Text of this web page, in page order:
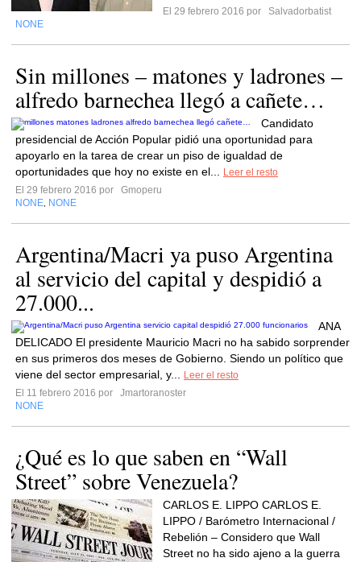
El 29 febrero 2016 por
Salvadorbatist
NONE
Sin millones – matones y ladrones –
alfredo barnechea llegó a cañete…
Candidato
presidencial de Acción Popular pidió una oportunidad para
apoyarlo en la tarea de crear un piso de igualdad de
oportunidades que hoy no existe en el...
Leer el resto
El 29 febrero 2016 por
Gmoperu
NONE NONE
Argentina/Macri ya puso Argentina
al servicio del capital y despidió a
27.000...
ANA
DELICADO El presidente Mauricio Macri no ha sabido sorprender
en sus primeros dos meses de Gobierno. Siendo un político que
viene del sector empresarial, y...
Leer el resto
El 11 febrero 2016 por
Jmartoranoster
NONE
¿Qué es lo que saben en “Wall
Street” sobre Venezuela?
CARLOS E. LIPPO CARLOS E.
LIPPO / Barómetro Internacional /
Rebelión – Considero que Wall
Street no ha sido ajeno a la guerra